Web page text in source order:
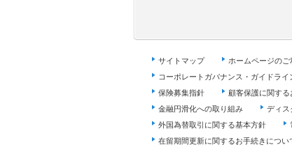
サイトマップ ホームページの
コーポレートガバナンス・ガイドライ
保険募集指針
顧客保護に関する
金融円滑化への取り組み
ディス
外国為替取引に関する基本方針
在留期間更新に関するお手続きについ